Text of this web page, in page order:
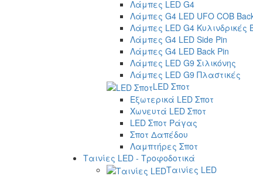
Λάμπες LED G4
Λάμπες G4 LED UFO COB
Λάμπες LED G4 Κυλινδρικές
Λάμπες G4 LED Side Pin
Λάμπες G4 LED Back Pin
Λάμπες LED G9 Σιλικόνης
Λάμπες LED G9 Πλαστικές
LED Σποτ
Εξωτερικά LED Σποτ
Χωνευτά LED Σποτ
LED Σποτ Ράγας
Σποτ Δαπέδου
Λαμπτήρες Σποτ
Ταινίες LED - Τροφοδοτικά
Ταινίες LED